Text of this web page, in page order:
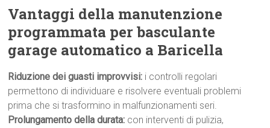
Vantaggi della manutenzione
programmata per basculante
garage automatico a Baricella
Riduzione dei guasti improvvisi: i controlli regolari
permettono di individuare e risolvere eventuali problemi
prima che si trasformino in malfunzionamenti seri.
Prolungamento della durata: con interventi di pulizia,